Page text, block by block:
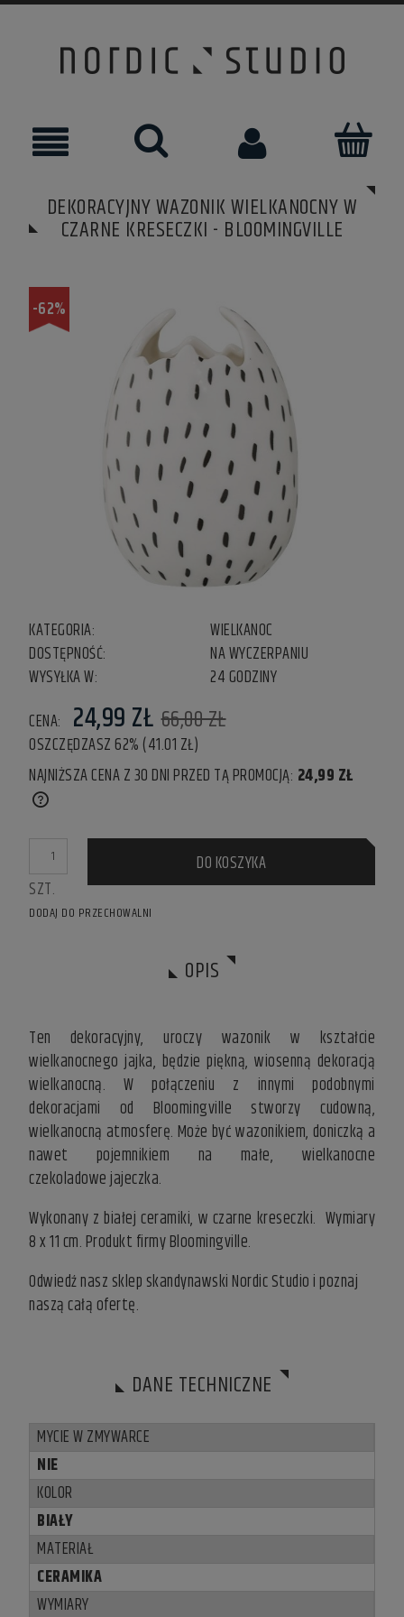
DEKORACYJNY WAZONIK WIELKANOCNY W
CZARNE KRESECZKI - BLOOMINGVILLE
-62%
KATEGORIA:
WIELKANOC
DOSTĘPNOŚĆ:
NA WYCZERPANIU
WYSYŁKA W:
24 GODZINY
CENA: 24,99 ZŁ 66,00 ZŁ
OSZCZĘDZASZ 62% (41.01 ZŁ)
NAJNIŻSZA CENA Z 30 DNI PRZED TĄ PROMOCJĄ: 24,99 ZŁ
DISPLAYED.
SZT.
DO KOSZYKA
DODAJ DO PRZECHOWALNI
OPIS
Ten dekoracyjny, uroczy wazonik w kształcie
wielkanocnego jajka, będzie piękną, wiosenną dekoracją
wielkanocną. W połączeniu z innymi podobnymi
dekoracjami od Bloomingville stworzy cudowną,
wielkanocną atmosferę. Może być wazonikiem, doniczką a
nawet pojemnikiem na małe, wielkanocne
czekoladowe jajeczka.
Wykonany z białej ceramiki, w czarne kreseczki. Wymiary
8 x 11 cm. Produkt firmy Bloomingville.
Odwiedź nasz sklep skandynawski Nordic Studio i poznaj
naszą całą ofertę.
DANE TECHNICZNE
MYCIE W ZMYWARCE
NIE
KOLOR
BIAŁY
MATERIAŁ
CERAMIKA
WYMIARY